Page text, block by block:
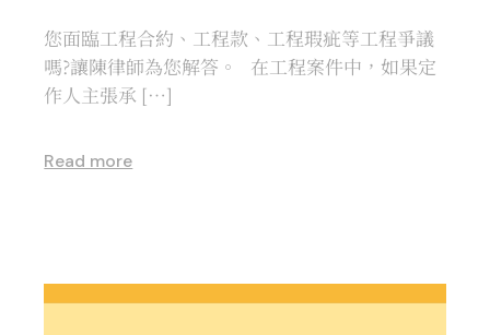
您面臨工程合約、工程款、工程瑕疵等工程爭議
嗎?讓陳律師為您解答。 在工程案件中，如果定
作人主張承 […]
Read more